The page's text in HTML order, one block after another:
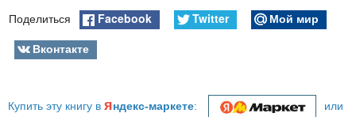
Поделиться Facebook Twitter
Мой мир
Вконтакте
Купить эту книгу в яндекс-маркете: или